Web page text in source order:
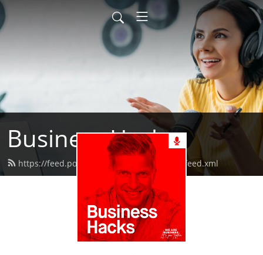
Business Hacks
https://feed.podbean.com/businesshacks/feed.xml